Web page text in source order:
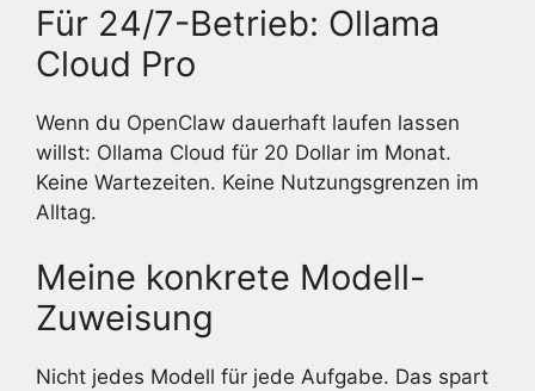
Für 24/7-Betrieb: Ollama
Cloud Pro
Wenn du OpenClaw dauerhaft laufen lassen
willst: Ollama Cloud für 20 Dollar im Monat.
Keine Wartezeiten. Keine Nutzungsgrenzen im
Alltag.
Meine konkrete Modell-
Zuweisung
Nicht jedes Modell für jede Aufgabe. Das spart